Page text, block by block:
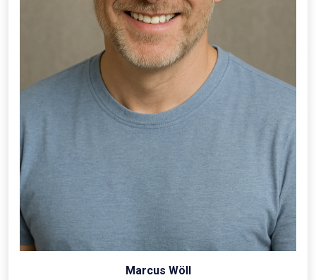
Marcus Wöll